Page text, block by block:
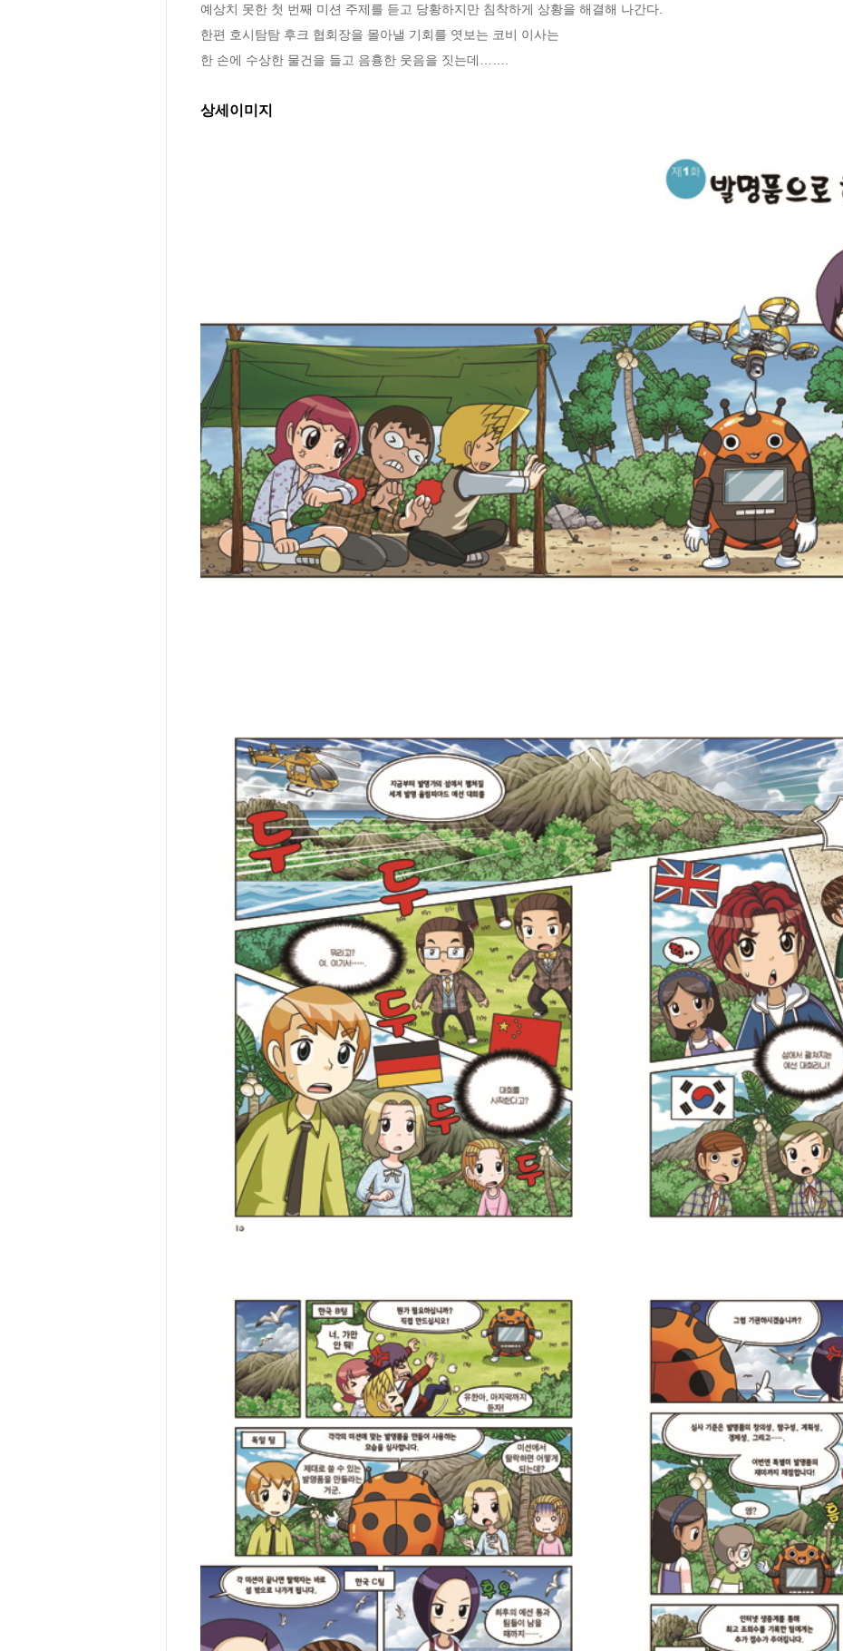
예상치 못한 첫 번째 미션 주제를 듣고 당황하지만 침착하게 상황을 해결해 나간다.
한편 호시탐탐 후크 협회장을 몰아낼 기회를 엿보는 코비 이사는
한 손에 수상한 물건을 들고 음흉한 웃음을 짓는데…….
상세이미지